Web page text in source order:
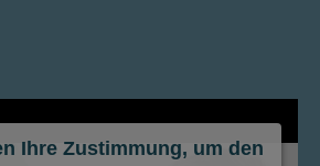
Ihre Zustimmung, um den